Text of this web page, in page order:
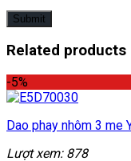
Related products
-5%
Dao phay nhôm 3 me
Lượt xem: 878